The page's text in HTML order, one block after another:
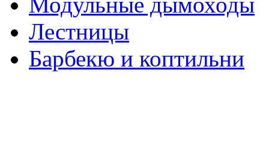
Лестницы
Барбекю и коптильни